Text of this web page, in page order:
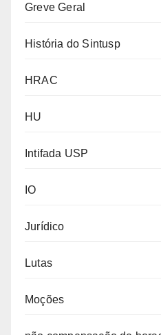
Greve Geral
História do Sintusp
HRAC
HU
Intifada USP
IO
Jurídico
Lutas
Moções